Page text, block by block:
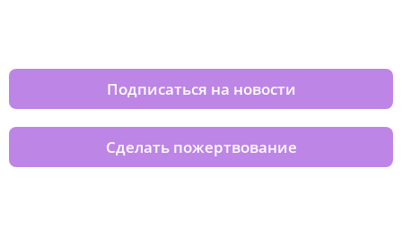
Подписаться на новости
Сделать пожертвование